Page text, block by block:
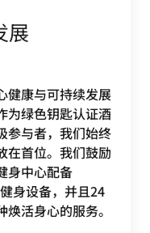
展
健康与可持续发展
为绿色钥匙认证酒
与者，我们始终
在首位。我们鼓励
身中心配备
身设备，并且24
活身心的服务。